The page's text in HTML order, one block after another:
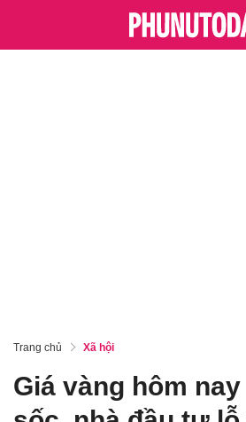
Trang chủ Xã hội
Giá vàng hôm